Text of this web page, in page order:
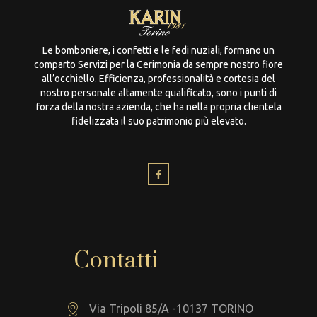
Le bomboniere, i confetti e le fedi nuziali, formano un
comparto Servizi per la Cerimonia da sempre nostro fiore
all’occhiello. Efficienza, professionalità e cortesia del
nostro personale altamente qualificato, sono i punti di
forza della nostra azienda, che ha nella propria clientela
fidelizzata il suo patrimonio più elevato.
Contatti
Via Tripoli 85/A -10137 TORINO